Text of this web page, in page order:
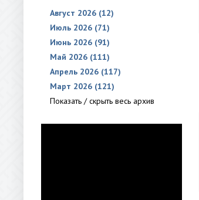
Август 2026 (12)
Июль 2026 (71)
Июнь 2026 (91)
Май 2026 (111)
Апрель 2026 (117)
Март 2026 (121)
Показать / скрыть весь архив